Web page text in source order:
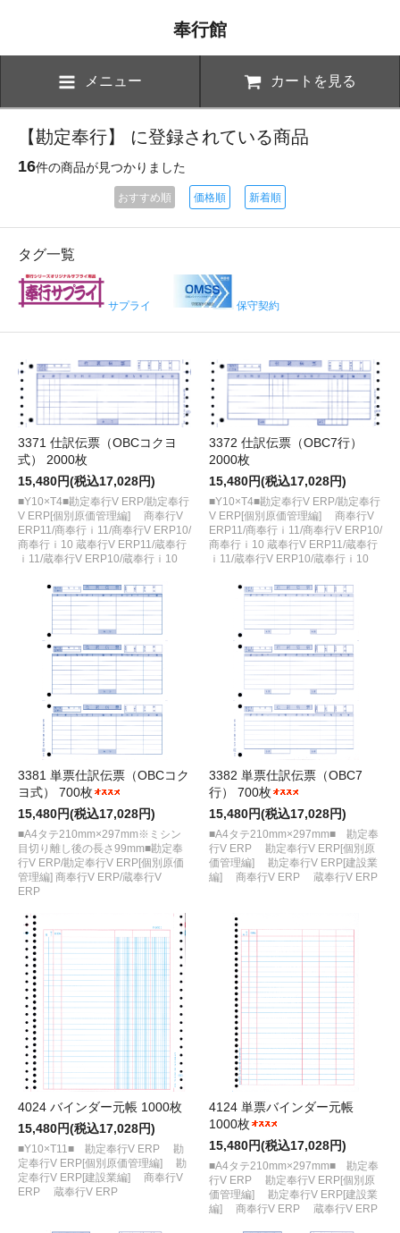
奉行館
メニュー カートを見る
【勘定奉行】 に登録されている商品
16件の商品が見つかりました
おすすめ順 価格順 新着順
タグ一覧
サプライ 保守契約
3371 仕訳伝票（OBCコクヨ
式） 2000枚
15,480円(税込17,028円)
■Y10×T4■勘定奉行V ERP/勘定奉行
V ERP[個別原価管理編] 商奉行V
ERP11/商奉行ｉ11/商奉行V ERP10/
商奉行ｉ10 蔵奉行V ERP11/蔵奉行
ｉ11/蔵奉行V ERP10/蔵奉行ｉ10
3372 仕訳伝票（OBC7行）
2000枚
15,480円(税込17,028円)
■Y10×T4■勘定奉行V ERP/勘定奉行
V ERP[個別原価管理編] 商奉行V
ERP11/商奉行ｉ11/商奉行V ERP10/
商奉行ｉ10 蔵奉行V ERP11/蔵奉行
ｉ11/蔵奉行V ERP10/蔵奉行ｉ10
3381 単票仕訳伝票（OBCコク
ヨ式） 700枚
15,480円(税込17,028円)
■A4タテ210mm×297mm※ミシン
目切り離し後の長さ99mm■勘定奉
行V ERP/勘定奉行V ERP[個別原価
管理編] 商奉行V ERP/蔵奉行V
ERP
3382 単票仕訳伝票（OBC7
行） 700枚
15,480円(税込17,028円)
■A4タテ210mm×297mm■ 勘定奉
行V ERP 勘定奉行V ERP[個別原
価管理編] 勘定奉行V ERP[建設業
編] 商奉行V ERP 蔵奉行V ERP
4024 バインダー元帳 1000枚
15,480円(税込17,028円)
■Y10×T11■ 勘定奉行V ERP 勘
定奉行V ERP[個別原価管理編] 勘
定奉行V ERP[建設業編] 商奉行V
ERP 蔵奉行V ERP
4124 単票バインダー元帳
1000枚
15,480円(税込17,028円)
■A4タテ210mm×297mm■ 勘定奉
行V ERP 勘定奉行V ERP[個別原
価管理編] 勘定奉行V ERP[建設業
編] 商奉行V ERP 蔵奉行V ERP